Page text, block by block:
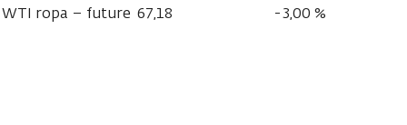
WTI ropa – future 67,18 -3,00 %